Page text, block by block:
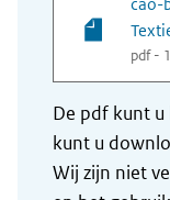
pdf -
De pdf kunt u
kunt u
Wij zijn niet